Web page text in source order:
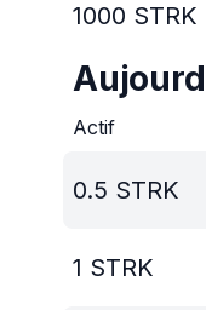
1000 STRK
Actif
0.5 STRK
1 STRK